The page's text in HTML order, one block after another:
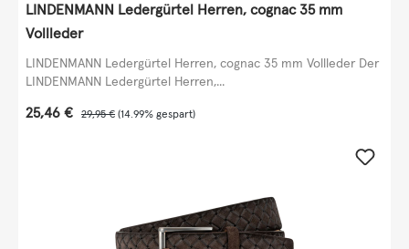
LINDENMANN Ledergürtel Herren, cognac 35 mm
Vollleder
LINDENMANN Ledergürtel Herren, cognac 35 mm Vollleder Der
LINDENMANN Ledergürtel Herren,...
Verkaufspreis:
25,46 € Regulärer Preis:
29,95 € (14.99% gespart)